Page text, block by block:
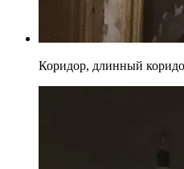
Коридор, длинный